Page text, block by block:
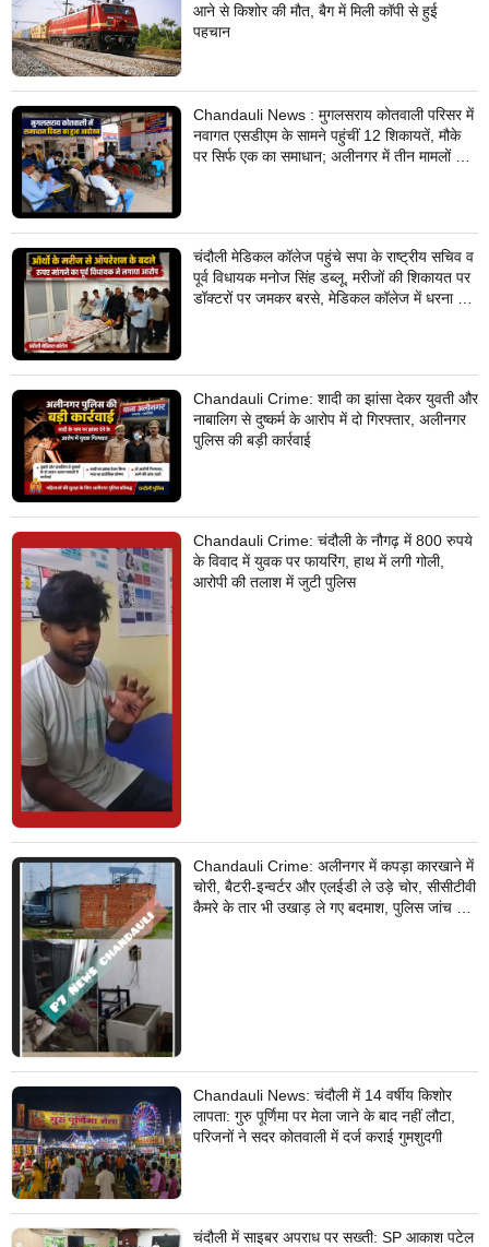
आने से किशोर की मौत, बैग में मिली कॉपी से हुई
पहचान
Chandauli News : मुगलसराय कोतवाली परिसर में
नवागत एसडीएम के सामने पहुंचीं 12 शिकायतें, मौके
पर सिर्फ एक का समाधान; अलीनगर में तीन मामलों का
चंदौली मेडिकल कॉलेज पहुंचे सपा के राष्ट्रीय सचिव व
पूर्व विधायक मनोज सिंह डब्लू, मरीजों की शिकायत पर
डॉक्टरों पर जमकर बरसे, मेडिकल कॉलेज में धरना देने
Chandauli Crime: शादी का झांसा देकर युवती और
नाबालिग से दुष्कर्म के आरोप में दो गिरफ्तार, अलीनगर
पुलिस की बड़ी कार्रवाई
Chandauli Crime: चंदौली के नौगढ़ में 800 रुपये
के विवाद में युवक पर फायरिंग, हाथ में लगी गोली,
आरोपी की तलाश में जुटी पुलिस
Chandauli Crime: अलीनगर में कपड़ा कारखाने में
चोरी, बैटरी-इन्वर्टर और एलईडी ले उड़े चोर, सीसीटीवी
कैमरे के तार भी उखाड़ ले गए बदमाश, पुलिस जांच में
Chandauli News: चंदौली में 14 वर्षीय किशोर
लापता: गुरु पूर्णिमा पर मेला जाने के बाद नहीं लौटा,
परिजनों ने सदर कोतवाली में दर्ज कराई गुमशुदगी
चंदौली में साइबर अपराध पर सख्ती: SP आकाश पटेल